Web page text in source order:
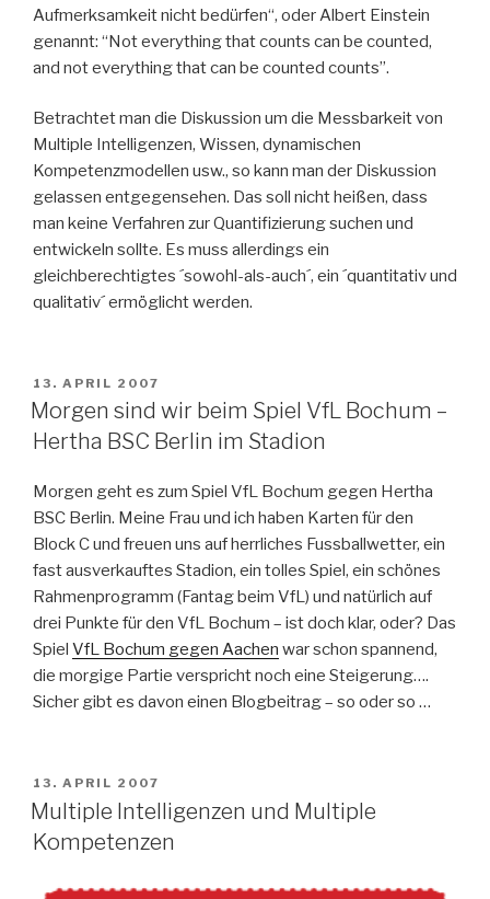
Aufmerksamkeit nicht bedürfen“, oder Albert Einstein
genannt: “Not everything that counts can be counted,
and not everything that can be counted counts”.
Betrachtet man die Diskussion um die Messbarkeit von
Multiple Intelligenzen, Wissen, dynamischen
Kompetenzmodellen usw., so kann man der Diskussion
gelassen entgegensehen. Das soll nicht heißen, dass
man keine Verfahren zur Quantifizierung suchen und
entwickeln sollte. Es muss allerdings ein
gleichberechtigtes ´sowohl-als-auch´, ein ´quantitativ und
qualitativ´ ermöglicht werden.
VERÖFFENTLICHT
AM
13. APRIL 2007
Morgen sind wir beim Spiel VfL Bochum –
Hertha BSC Berlin im Stadion
Morgen geht es zum Spiel VfL Bochum gegen Hertha
BSC Berlin. Meine Frau und ich haben Karten für den
Block C und freuen uns auf herrliches Fussballwetter, ein
fast ausverkauftes Stadion, ein tolles Spiel, ein schönes
Rahmenprogramm (Fantag beim VfL) und natürlich auf
drei Punkte für den VfL Bochum – ist doch klar, oder? Das
Spiel VfL Bochum gegen Aachen war schon spannend,
die morgige Partie verspricht noch eine Steigerung….
Sicher gibt es davon einen Blogbeitrag – so oder so …
VERÖFFENTLICHT
AM
13. APRIL 2007
Multiple Intelligenzen und Multiple
Kompetenzen